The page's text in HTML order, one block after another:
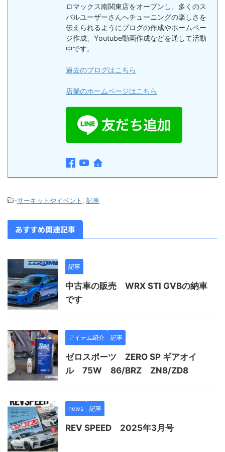
ロマックス南関東店をオープンし、多くのス
バルユーザーさんへチューニングの楽しさを
伝えられるようにブログの作成やホームペー
ジ作成、Youtube動画作成などを通して活動
中です。
過去のブログはこちら
店舗のホームページはこちら
-サーキットやイベント 記事
あすすめ関連記事
記事
中古車の販売 WRX STI GVBの納車
です
アイテム紹介 記事
ゼロスポーツ ZERO SP ギアオイ
ル 75W 86/BRZ ZN8/ZD8
news 記事
REV SPEED 2025年3月号